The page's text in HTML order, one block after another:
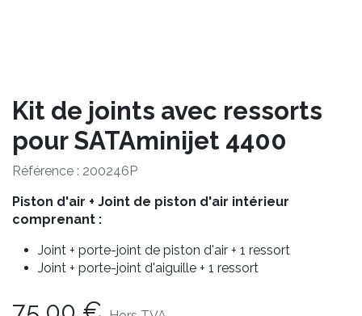
Kit de joints avec ressorts
pour SATAminijet 4400
Référence : 200246P
Piston d'air + Joint de piston d'air intérieur
comprenant :
Joint + porte-joint de piston d'air + 1 ressort
Joint + porte-joint d'aiguille + 1 ressort